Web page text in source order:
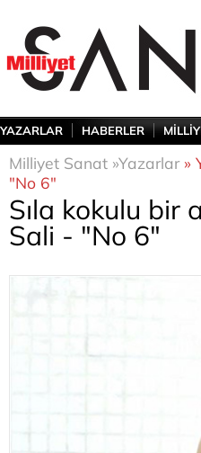
YAZARLAR HABERLER
Milliyet Sanat »Yazarlar»
"No 6"
Sıla kokulu bir
Sali - "No 6"